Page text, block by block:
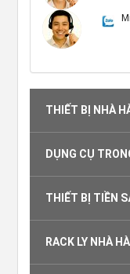
THIẾT BỊ NHÀ
DỤNG CỤ
THIẾT BỊ TIỀN
RACK LY NHÀ